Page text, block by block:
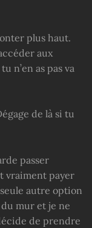
plus haut.
aux
n’en as pas va
de là si tu
passer
vraiment payer
autre option
mur et je ne
de prendre